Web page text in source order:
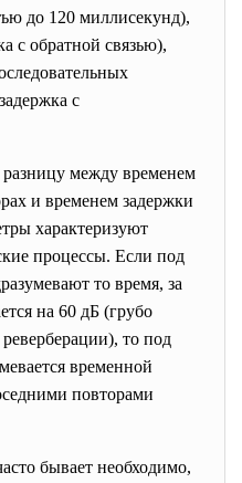
до 120 миллисекунд),
с обратной связью),
с
между временем
и временем задержки
характеризуют
процессы. Если под
то время, за
на 60 дБ (грубо
то под
временной
повторами
бывает необходимо,